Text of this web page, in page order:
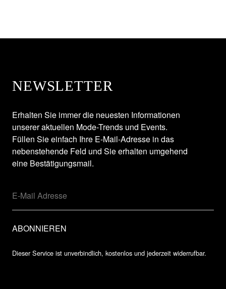
NEWSLETTER
Erhalten Sie immer die neuesten Informationen
unserer aktuellen Mode-Trends und Events.
Füllen Sie einfach Ihre E-Mail-Adresse in das
nebenstehende Feld und Sie erhalten umgehend
eine Bestätigungsmail.
Dieser Service ist unverbindlich, kostenlos und jederzeit widerrufbar.